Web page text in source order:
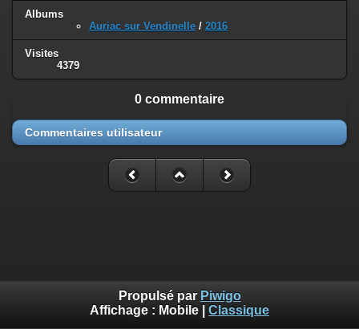
Albums
Auriac sur Vendinelle / 2016
Visites
4379
0 commentaire
Commentaires utilisateur
Propulsé par Piwigo
Affichage : Mobile Classique